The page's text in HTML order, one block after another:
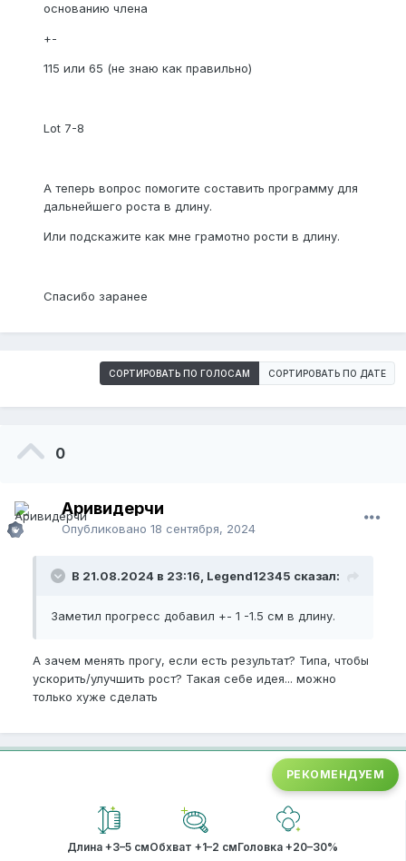
основанию члена
+-
115 или 65 (не знаю как правильно)
Lot 7-8
А теперь вопрос помогите составить программу для
дальнейшего роста в длину.
Или подскажите как мне грамотно рости в длину.
Спасибо заранее
СОРТИРОВАТЬ ПО ГОЛОСАМ СОРТИРОВАТЬ ПО ДАТЕ
0
Аривидерчи
Опубликовано 18 сентября, 2024
В 21.08.2024 в 23:16, Legend12345 сказал:
Заметил прогресс добавил +- 1 -1.5 см в длину.
А зачем менять прогу, если есть результат? Типа, чтобы
ускорить/улучшить рост? Такая себе идея... можно
только хуже сделать
РЕКОМЕНДУЕМ
Длина +3–5 смОбхват +1–2 смГоловка +20–30%